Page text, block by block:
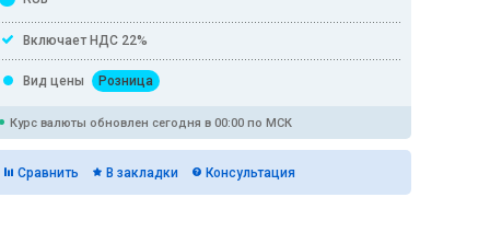
Включает НДС 22%
Вид цены Розница
Курс валюты обновлен сегодня в 00:00 по МСК
Сравнить В закладки Консультация